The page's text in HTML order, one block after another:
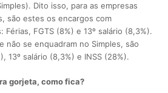
Dito isso, para as empresas
são estes os encargos com
FGTS (8%) e 13º salário (8,3%).
não se enquadram no Simples, são
13º salário (8,3%) e INSS (28%).
gorjeta, como fica?